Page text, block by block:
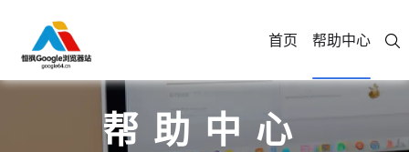
首页 帮助中心
帮助中心